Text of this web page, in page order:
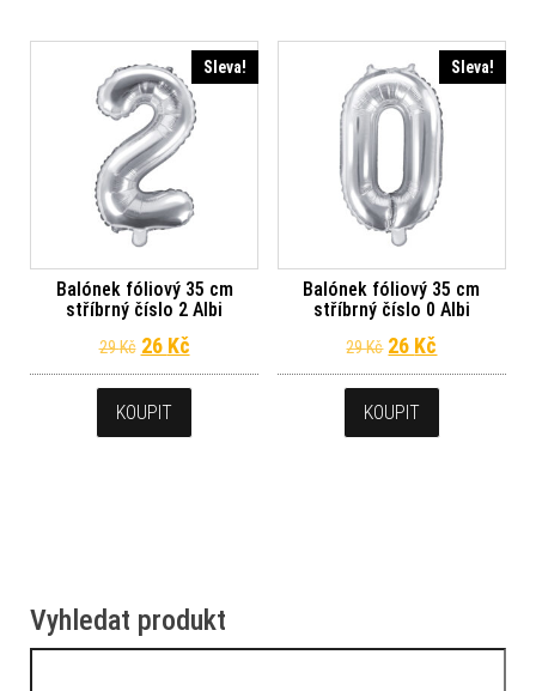
Sleva!
Balónek fóliový 35 cm
stříbrný číslo 2 Albi
29Kč Původní cena byla: 29 Kč.
26 KčAktuální cena je: 26 Kč.
KOUPIT
Sleva!
Balónek fóliový 35 cm
stříbrný číslo 0 Albi
29Kč Původní cena
26 Kč
KOUPIT
Vyhledat produkt